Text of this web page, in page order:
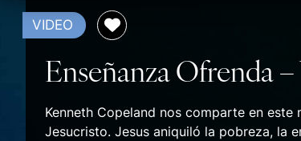
a
VIDEO
Enseñanza Ofrenda
Kenneth Copeland nos comparte en
Jesucristo. Jesus aniquiló la pobreza, la